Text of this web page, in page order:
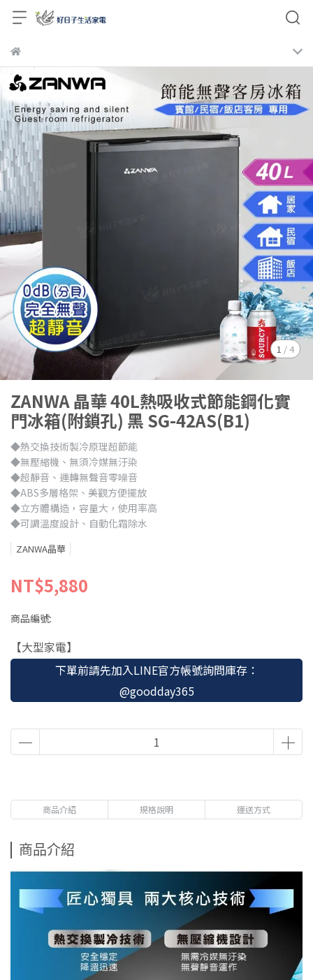
1 / 4
ZANWA 晶華 40L熱吸收式節能鋼化實
門冰箱(附鎖孔) 黑 SG-42AS(B1)
◆熱交換技術製冷原理超節能
◆無壓縮機、無須冷媒無汙染
◆超靜音、運轉無聲音零噪音
◆ABS多層格架、美觀方便擺放
◆立方體構造，容量大，使用率高
◆可調溫度設計、自動化霜除水
ZANWA晶華
NT$5,880
商品編號:
【大型家電】
下單前請先加入LINE官方帳號詢問庫存：
@goodday365
商品介紹 規格說明 運送方式
商品介紹